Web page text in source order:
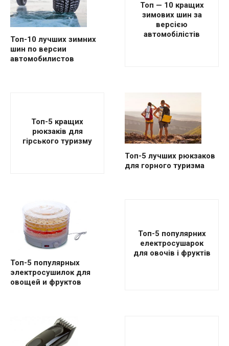
Топ-10 лучших зимних
шин по версии
автомобилистов
Топ — 10 кращих
зимових шин за
версією
автомобілістів
Топ-5 кращих
рюкзаків для
гірського туризму
Топ-5 лучших рюкзаков
для горного туризма
Топ-5 популярных
электросушилок для
овощей и фруктов
Топ-5 популярних
електросушарок
для овочів і фруктів